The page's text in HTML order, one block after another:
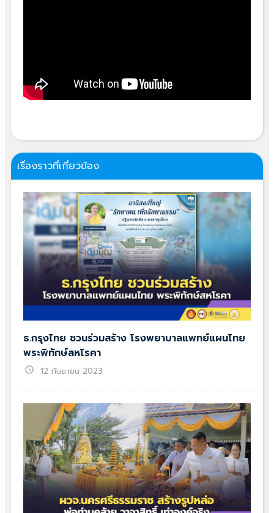
เรื่องราวที่เกี่ยวข้อง
ธ.กรุงไทย ชวนร่วมสร้าง โรงพยาบาลแพทย์แผนไทย
พระพิทักษ์สหโรคา
schedule 12 กันยายน 2023